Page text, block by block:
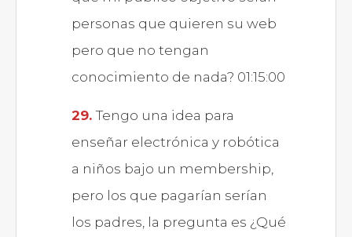
personas que quieren su web
pero que no tengan
conocimiento de nada? 01:15:00
Tengo una idea para
enseñar electrónica y robótica
a niños bajo un membership,
pero los que pagarían serían
los padres, la pregunta es ¿Qué